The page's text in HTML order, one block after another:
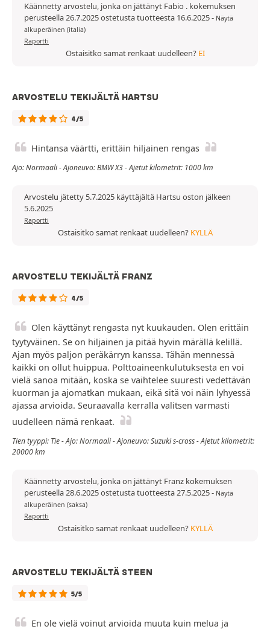
Käännetty arvostelu, jonka on jättänyt Fabio . kokemuksen
perusteella 26.7.2025 ostetusta tuotteesta 16.6.2025- Näytä
alkuperäinen (italia)
Raportti
Ostaisitko samat renkaat uudelleen? EI
ARVOSTELU TEKIJÄLTÄ HARTSU
4/5
Hintansa väärtti, erittäin hiljainen rengas
Ajo: Normaali - Ajoneuvo: BMW X3 - Ajetut kilometrit: 1000 km
Arvostelu jätetty 5.7.2025 käyttäjältä Hartsu oston jälkeen
5.6.2025
Raportti
Ostaisitko samat renkaat uudelleen? KYLLÄ
ARVOSTELU TEKIJÄLTÄ FRANZ
4/5
Olen käyttänyt rengasta nyt kuukauden. Olen erittäin
tyytyväinen. Se on hiljainen ja pitää hyvin märällä kelillä.
Ajan myös paljon peräkärryn kanssa. Tähän mennessä
kaikki on ollut huippua. Polttoaineenkulutuksesta en voi
vielä sanoa mitään, koska se vaihtelee suuresti vedettävän
kuorman ja ajomatkan mukaan, eikä sitä voi näin lyhyessä
ajassa arvioida. Seuraavalla kerralla valitsen varmasti
uudelleen nämä renkaat.
Tien tyyppi: Tie - Ajo: Normaali - Ajoneuvo: Suzuki s-cross - Ajetut kilometrit:
20000 km
Käännetty arvostelu, jonka on jättänyt Franz kokemuksen
perusteella 28.6.2025 ostetusta tuotteesta 27.5.2025- Näytä
alkuperäinen (saksa)
Raportti
Ostaisitko samat renkaat uudelleen? KYLLÄ
ARVOSTELU TEKIJÄLTÄ STEEN
5/5
En ole vielä voinut arvioida muuta kuin melua ja